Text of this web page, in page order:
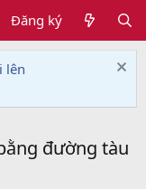
Đăng ký
lên
đường tàu